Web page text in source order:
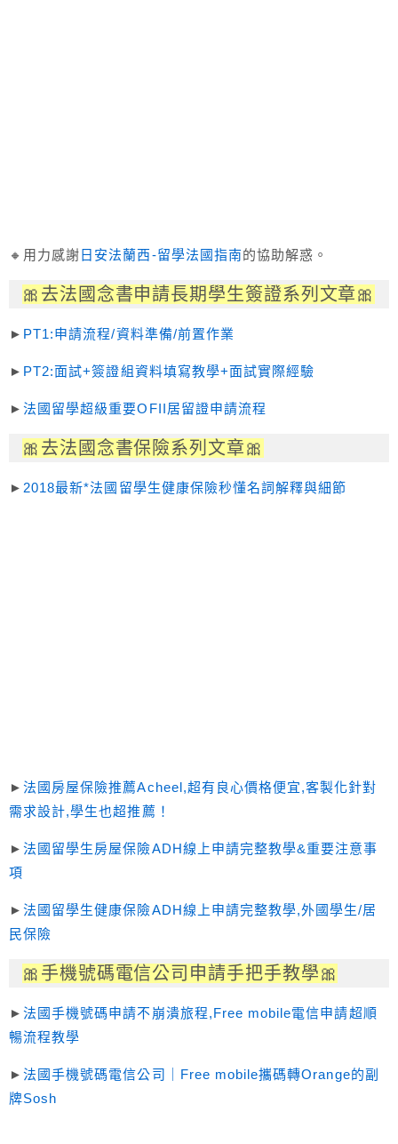
🔸用力感謝 日安法蘭西-留學法國指南的協助解惑。
🎀去法國念書申請長期學生簽證系列文章🎀
► PT1:申請流程/資料準備/前置作業
► PT2:面試+簽證組資料填寫教學+面試實際經驗
►法國留學超級重要OFII居留證申請流程
🎀去法國念書保險系列文章🎀
► 2018最新*法國留學生健康保險秒懂名詞解釋與細節
►法國房屋保險推薦Acheel,超有良心價格便宜,客製化針對
需求設計,學生也超推薦！
►法國留學生房屋保險ADH線上申請完整教學&重要注意事
項
►法國留學生健康保險ADH線上申請完整教學,外國學生/居
民保險
🎀手機號碼電信公司申請手把手教學🎀
►法國手機號碼申請不崩潰旅程,Free mobile電信申請超順
暢流程教學
►法國手機號碼電信公司｜Free mobile攜碼轉Orange的副
牌Sosh